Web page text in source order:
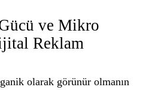
ve Mikro
Reklam
olarak görünür olmanın